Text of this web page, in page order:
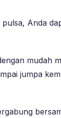
Anda
mudah
jumpa